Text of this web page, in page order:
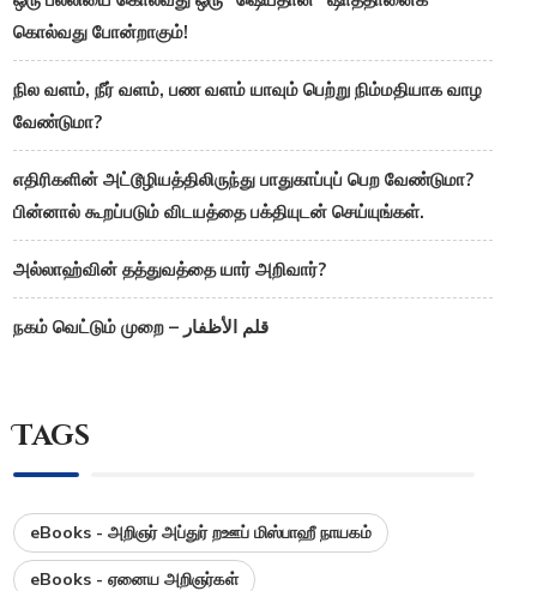
கொல்வது போன்றாகும்!
நில வளம், நீர் வளம், பண வளம் யாவும் பெற்று நிம்மதியாக வாழ
வேண்டுமா?
எதிரிகளின் அட்டூழியத்திலிருந்து பாதுகாப்புப் பெற வேண்டுமா?
பின்னால் கூறப்படும் விடயத்தை பக்தியுடன் செய்யுங்கள்.
அல்லாஹ்வின் தத்துவத்தை யார் அறிவார்?
நகம் வெட்டும் முறை – قلم الأظفار
Tags
eBooks - அறிஞர் அப்துர் றஊப் மிஸ்பாஹீ நாயகம்
eBooks - ஏனைய அறிஞர்கள்